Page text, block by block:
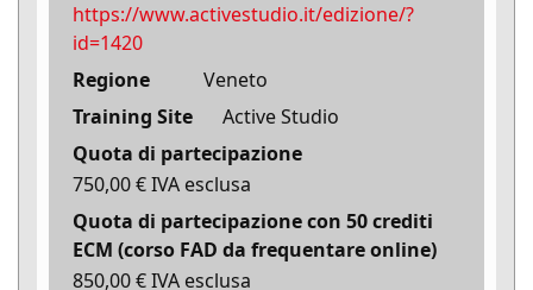
https://www.activestudio.it/edizione/?
id=1420
Regione
Veneto
Training Site
Active Studio
Quota di partecipazione
750,00 € IVA esclusa
Quota di partecipazione con 50 crediti
ECM (corso FAD da frequentare online)
850,00 € IVA esclusa